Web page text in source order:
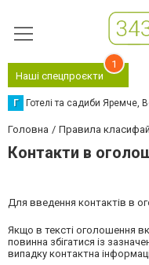
Наші спецпроєкти
1
Г Готелі та садиби Яремче,
Головна Правила
Контакти в
Для введення контактів в
Якщо в тексті оголошення
повинна збігатися із
випадку контактна